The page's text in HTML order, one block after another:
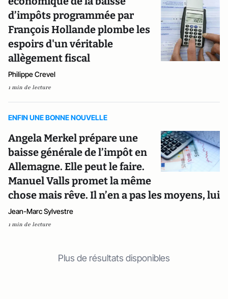
d’impôts programmée par
François Hollande plombe les
espoirs d'un véritable
allègement fiscal
Philippe Crevel
1 min de lecture
ENFIN UNE BONNE NOUVELLE
Angela Merkel prépare une
baisse générale de l’impôt en
Allemagne. Elle peut le faire.
Manuel Valls promet la même
chose mais rêve. Il n’en a pas les moyens, lui
Jean-Marc Sylvestre
1 min de lecture
Plus de résultats disponibles